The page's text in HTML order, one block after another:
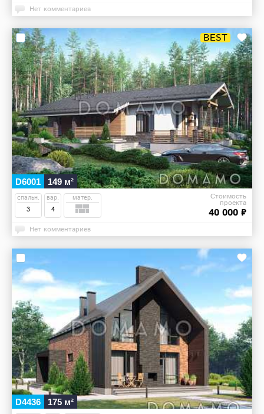
Нет комментариев
BEST
D6001 149 м²
спальн.
3
вар.
4
матер. Стоимость
проекта
40 000 ₽
Нет комментариев
D4436 175 м²